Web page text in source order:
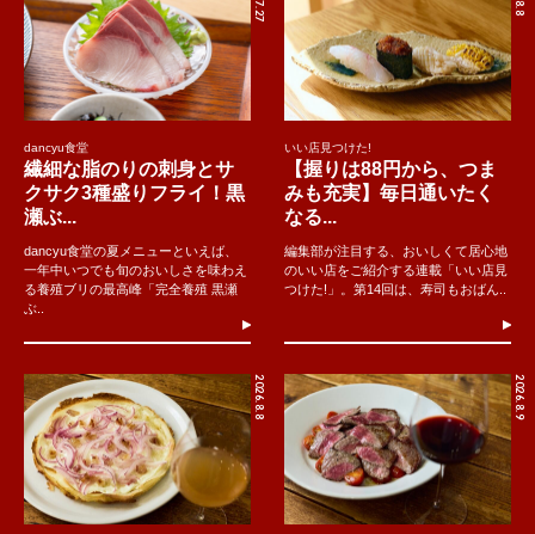
dancyu食堂
繊細な脂のりの刺身とサ
クサク3種盛りフライ！黒
瀬ぶ...
dancyu食堂の夏メニューといえば、
一年中いつでも旬のおいしさを味わえ
る養殖ブリの最高峰「完全養殖 黒瀬
ぶ..
いい店見つけた!
【握りは88円から、つま
みも充実】毎日通いたく
なる...
編集部が注目する、おいしくて居心地
のいい店をご紹介する連載「いい店見
つけた!」。第14回は、寿司もおばん..
2026.8.8 2026.8.9